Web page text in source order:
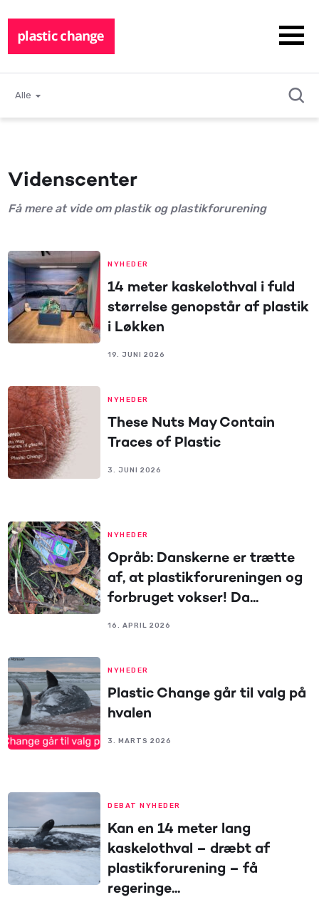
Alle
Videnscenter
Få mere at vide om plastik og plastikforurening
NYHEDER
14 meter kaskelothval i fuld
størrelse genopstår af plastik
i Løkken
19. JUNI 2026
NYHEDER
These Nuts May Contain
Traces of Plastic
3. JUNI 2026
NYHEDER
Opråb: Danskerne er trætte
af, at plastikforureningen og
forbruget vokser! Da...
16. APRIL 2026
NYHEDER
Plastic Change går til valg på
hvalen
3. MARTS 2026
DEBAT NYHEDER
Kan en 14 meter lang
kaskelothval – dræbt af
plastikforurening – få
regeringe...